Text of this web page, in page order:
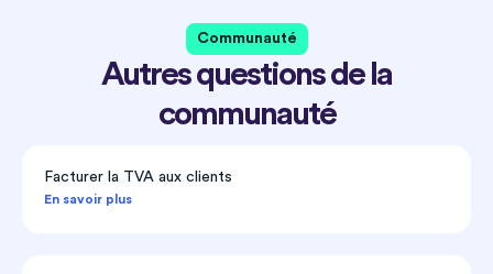
Communauté
Autres questions de la
communauté
Facturer la TVA aux clients
En savoir plus